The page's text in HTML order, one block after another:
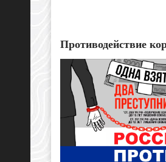
Противодействие